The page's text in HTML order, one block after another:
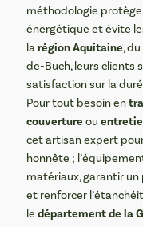
méthodologie
énergétique et évite
larégion Aquitaine,
de-Buch, leurs clients
satisfaction sur la
Pour tout besoin en
couverture ou
cet artisan expert
honnête ;
matériaux, garantir
et renforcer
ledépartement de la